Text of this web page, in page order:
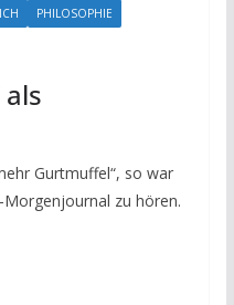
PHILOSOPHIE
Gurtmuffel“, so war
zu hören.